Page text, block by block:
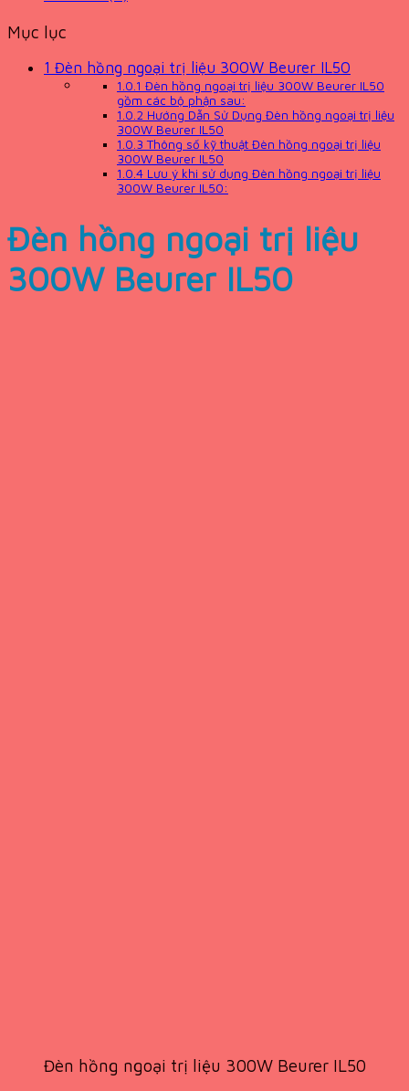
Mục lục
1 Đèn hồng ngoại trị liệu 300W Beurer IL50
1.0.1 Đèn hồng ngoại trị liệu 300W Beurer IL50
gồm các bộ phận sau:
1.0.2 Hướng Dẫn Sử Dụng Đèn hồng ngoại trị liệu
300W Beurer IL50
1.0.3 Thông số kỹ thuật Đèn hồng ngoại trị liệu
300W Beurer IL50
1.0.4 Lưu ý khi sử dụng Đèn hồng ngoại trị liệu
300W Beurer IL50:
Đèn hồng ngoại trị liệu
300W Beurer IL50
Đèn hồng ngoại trị liệu 300W Beurer IL50